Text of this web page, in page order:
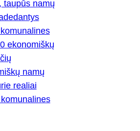
namų
realiai